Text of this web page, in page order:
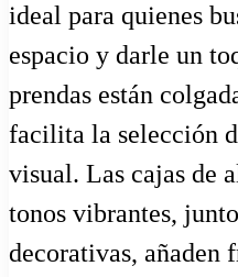
ideal para quienes
espacio y darle un
prendas están
facilita la selección
visual. Las cajas de
tonos vibrantes,
decorativas, añaden